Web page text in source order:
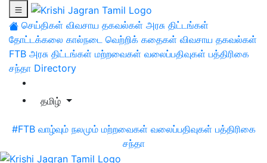
செய்திகள் விவசாய தகவல்கள் அரசு திட்டங்கள்
தோட்டக்கலை கால்நடை வெற்றிக் கதைகள் விவசாய தகவல்கள்
FTB அரசு திட்டங்கள் மற்றவைகள் வலைப்பதிவுகள் பத்திரிகை
சந்தா Directory
தமிழ்
#FTB வாழ்வும் நலமும் மற்றவைகள் வலைப்பதிவுகள் பத்திரிகை
சந்தா